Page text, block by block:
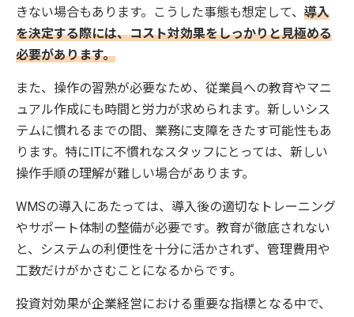
きない場合もあります。こうした事態も想定して、 導入
を決定する際には、コスト対効果をしっかりと見極める
必要があります。
また、操作の習熟が必要なため、従業員への教育やマニ
ュアル作成にも時間と労力が求められます。新しいシス
テムに慣れるまでの間、業務に支障をきたす可能性もあ
ります。特にITに不慣れなスタッフにとっては、新しい
操作手順の理解が難しい場合があります。
WMSの導入にあたっては、導入後の適切なトレーニング
やサポート体制の整備が必要です。教育が徹底されない
と、システムの利便性を十分に活かされず、管理費用や
工数だけがかさむことになるからです。
投資対効果が企業経営における重要な指標となる中で、